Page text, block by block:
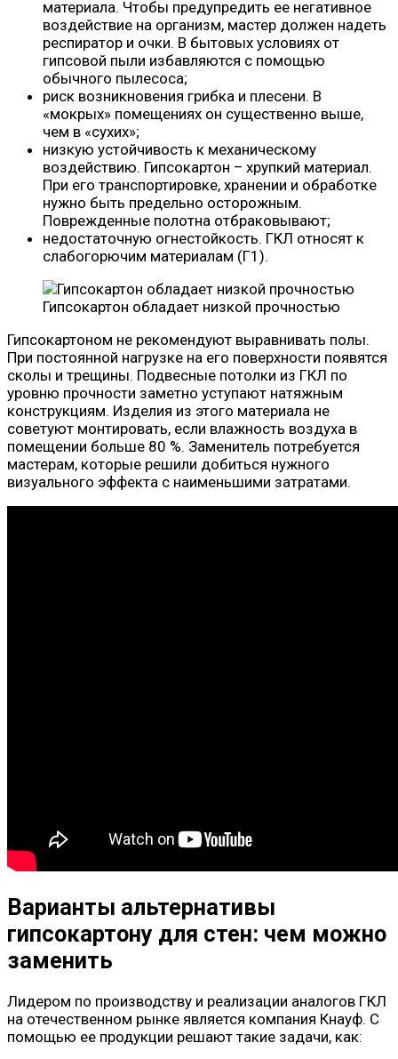
материала. Чтобы предупредить ее негативное
воздействие на организм, мастер должен надеть
респиратор и очки. В бытовых условиях от
гипсовой пыли избавляются с помощью
обычного пылесоса;
риск возникновения грибка и плесени. В
«мокрых» помещениях он существенно выше,
чем в «сухих»;
низкую устойчивость к механическому
воздействию. Гипсокартон – хрупкий материал.
При его транспортировке, хранении и обработке
нужно быть предельно осторожным.
Поврежденные полотна отбраковывают;
недостаточную огнестойкость. ГКЛ относят к
слабогорючим материалам (Г1).
Гипсокартон обладает низкой прочностью
Гипсокартоном не рекомендуют выравнивать полы.
При постоянной нагрузке на его поверхности появятся
сколы и трещины. Подвесные потолки из ГКЛ по
уровню прочности заметно уступают натяжным
конструкциям. Изделия из этого материала не
советуют монтировать, если влажность воздуха в
помещении больше 80 %. Заменитель потребуется
мастерам, которые решили добиться нужного
визуального эффекта с наименьшими затратами.
Варианты альтернативы
гипсокартону для стен: чем можно
заменить
Лидером по производству и реализации аналогов ГКЛ
на отечественном рынке является компания Кнауф. С
помощью ее продукции решают такие задачи, как: